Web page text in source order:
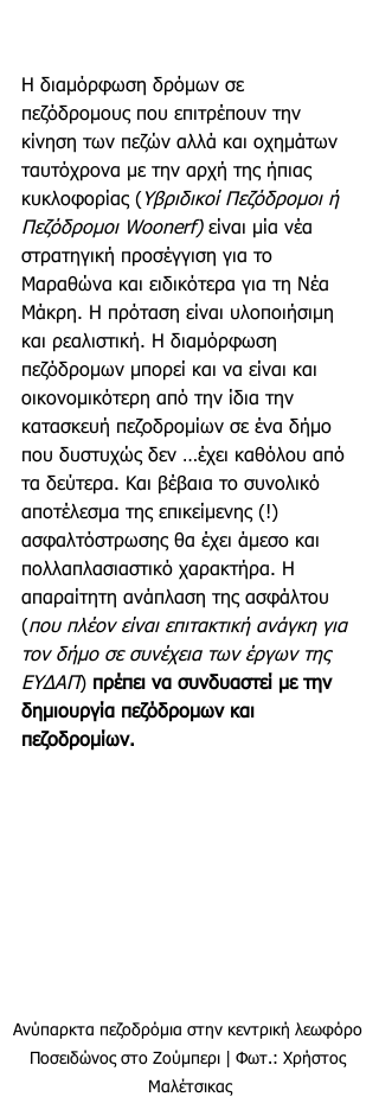
Η διαμόρφωση δρόμων σε
πεζόδρομους που επιτρέπουν την
κίνηση των πεζών αλλά και οχημάτων
ταυτόχρονα με την αρχή της ήπιας
κυκλοφορίας ( Υβριδικοί Πεζόδρομοι ή
Πεζόδρομοι Woonerf) είναι μία νέα
στρατηγική προσέγγιση για το
Μαραθώνα και ειδικότερα για τη Νέα
Μάκρη. Η πρόταση είναι υλοποιήσιμη
και ρεαλιστική. Η διαμόρφωση
πεζόδρομων μπορεί και να είναι και
οικονομικότερη από την ίδια την
κατασκευή πεζοδρομίων σε ένα δήμο
που δυστυχώς δεν …έχει καθόλου από
τα δεύτερα. Και βέβαια το συνολικό
αποτέλεσμα της επικείμενης (!)
ασφαλτόστρωσης θα έχει άμεσο και
πολλαπλασιαστικό χαρακτήρα. Η
απαραίτητη ανάπλαση της ασφάλτου
(που πλέον είναι επιτακτική ανάγκη για
τον δήμο σε συνέχεια των έργων της
ΕΥΔΑΠ) πρέπει να συνδυαστεί με την
δημιουργία πεζόδρομων και
πεζοδρομίων.
Ανύπαρκτα πεζοδρόμια στην κεντρική λεωφόρο
Ποσειδώνος στο Ζούμπερι | Φωτ.: Χρήστος
Μαλέτσικας